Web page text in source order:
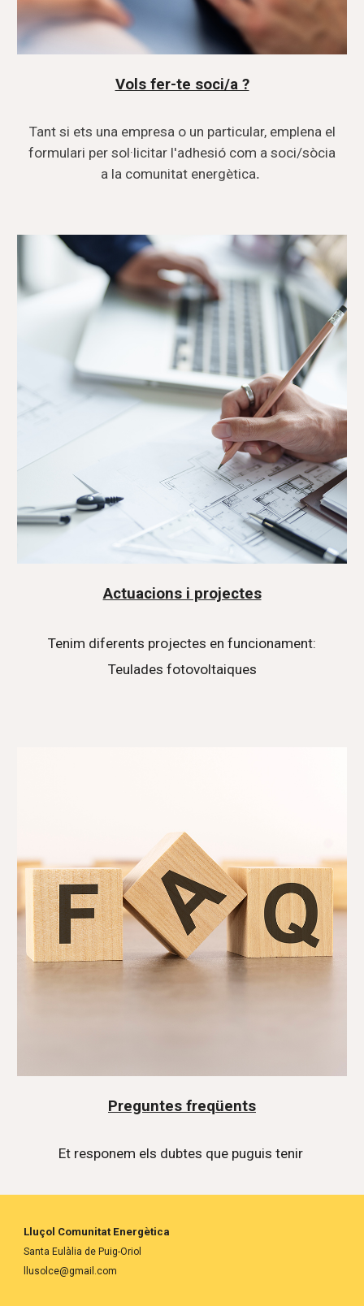
Vols fer-te soci/a ?
Tant si ets una empresa o un particular, emplena el
formulari per sol·licitar l'adhesió com a soci/sòcia
a la comunitat energètica.
Actuacions i projectes
Tenim diferents projectes en funcionament:
Teulades fotovoltaiques
Preguntes freqüents
Et responem els dubtes que puguis tenir
Lluçol Comunitat Energètica
Santa Eulàlia de Puig-Oriol
llusolce@gmail.com